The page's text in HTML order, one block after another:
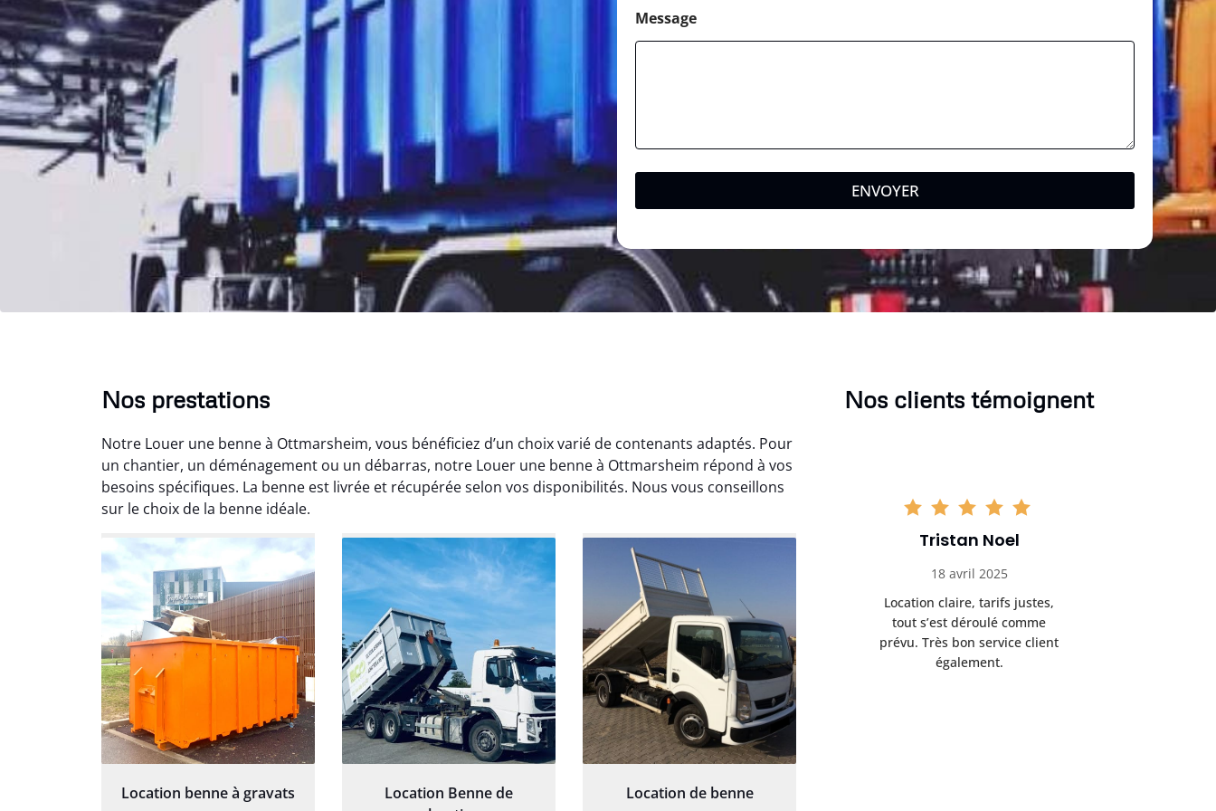
Message
ENVOYER
Nos prestations
Notre Louer une benne à Ottmarsheim, vous bénéficiez d’un choix varié de contenants adaptés. Pour
un chantier, un déménagement ou un débarras, notre Louer une benne à Ottmarsheim répond à vos
besoins spécifiques. La benne est livrée et récupérée selon vos disponibilités. Nous vous conseillons
sur le choix de la benne idéale.
Location benne à gravats
Location Benne de
Location de benne
Nos clients témoignent
Aurélie Bonnet
21 juin 2024
Le service de terrassement
jardin à Var était
exceptionnel. L'équipe a
travaillé de manière efficace
et professionnelle, laissant
notre jardin impeccable et
prêt pour notre nouveau
projet d'aménagement
paysager.
Elisa Barreau
6 avril 2025
Parfait pour évacuer les
gravats de mon chantier.
Service rapide et efficace. Je
recommande sans
hésitation.
Tristan Noel
18 avril 2025
Location claire, tarifs justes,
tout s’est déroulé comme
prévu. Très bon service client
également.